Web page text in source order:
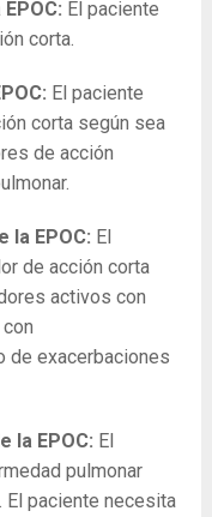
El paciente
corta.
El paciente
corta según sea
de acción
la EPOC: El
de acción corta
activos con
de exacerbaciones
la EPOC: El
pulmonar
El paciente necesita